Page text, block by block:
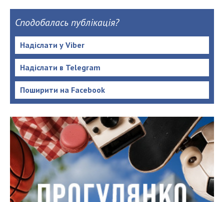
Сподобалась публікація?
Надіслати у Viber
Надіслати в Telegram
Поширити на Facebook